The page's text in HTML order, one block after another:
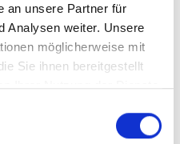
an unsere Partner für
Analysen weiter. Unsere
möglicherweise mit
Sie ihnen bereitgestellt
Ihrer Nutzung der Dienste
記のメールアドレスま
owl-arena.de
問は下記のメールアド
event@owl-arena.de